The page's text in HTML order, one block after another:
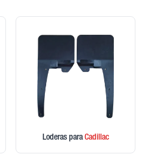
Loderas paraCadillac